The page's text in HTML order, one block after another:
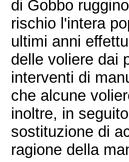
di Gobbo
rischio l'intera
ultimi anni
delle voliere dai
interventi di
che alcune
inoltre, in
sostituzione di
ragione della